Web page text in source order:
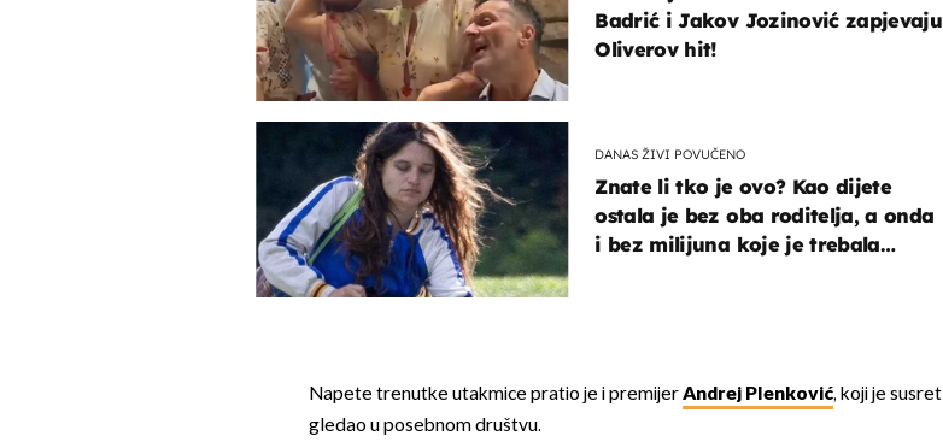
Badrić i Jakov Jozinović zapjevaju
Oliverov hit!
DANAS ŽIVI POVUČENO
Znate li tko je ovo? Kao dijete
ostala je bez oba roditelja, a onda
i bez milijuna koje je trebala
Napete trenutke utakmice pratio je i premijerAndrej Plenković, koji je susret
gledao u posebnom društvu.